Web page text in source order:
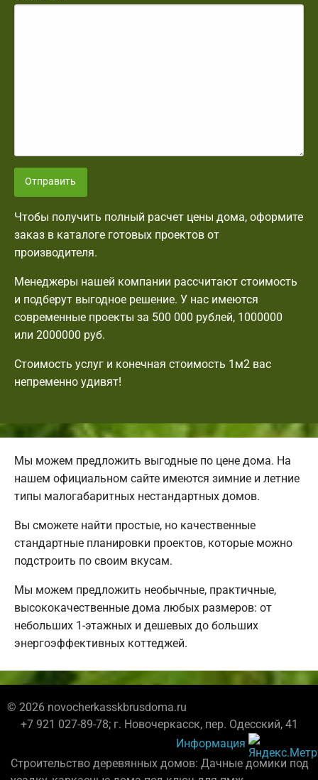
Отправить
Чтобы получить полный расчет цены дома, оформите
заказ в каталоге готовых проектов от
производителя.
Менеджеры нашей компании рассчитают стоимость
и подберут выгодное решение. У нас имеются
современные проекты за 500 000 рублей, 1000000
или 2000000 руб.
Стоимость услуг и конечная стоимость 1м2 вас
непременно удивят!
Мы можем предложить выгодные по цене дома. На
нашем официальном сайте имеются зимние и летние
типы малогабаритных нестандартных домов.
Вы сможете найти простые, но качественные
стандартные планировки проектов, которые можно
подстроить по своим вкусам.
Мы можем предложить необычные, практичные,
высококачественные дома любых размеров: от
небольших 1-этажных и дешевых до больших
энергоэффективных коттеджей.
© 2026 novocherkasskbrusdoma.ru
+7 921 027-89-78; г. Новочеркасск, пер. Одесский, 41
Информация
Строительство деревянных домов: Дачные домики под